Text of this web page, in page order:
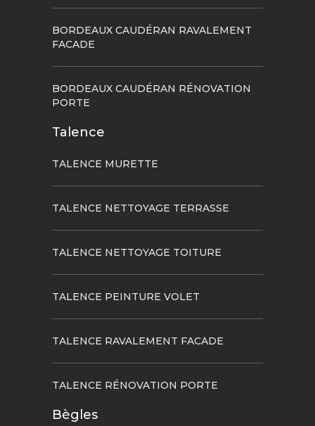
BORDEAUX CAUDÉRAN RAVALEMENT
FACADE
BORDEAUX CAUDÉRAN RÉNOVATION
PORTE
Talence
TALENCE MURETTE
TALENCE NETTOYAGE TERRASSE
TALENCE NETTOYAGE TOITURE
TALENCE PEINTURE VOLET
TALENCE RAVALEMENT FACADE
TALENCE RÉNOVATION PORTE
Bègles